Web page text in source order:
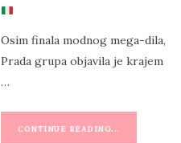
Osim finala modnog mega-dila,
Prada grupa objavila je krajem
…
CONTINUE READING...